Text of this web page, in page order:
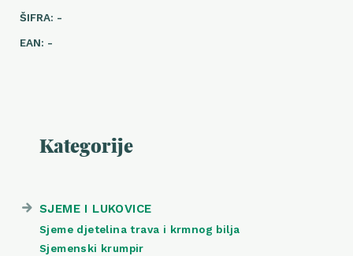
ŠIFRA: -
EAN: -
Kategorije
SJEME I LUKOVICE
Sjeme djetelina trava i krmnog bilja
Sjemenski krumpir